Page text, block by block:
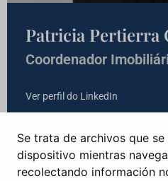
Se trata de archivos que
dispositivo mientras
recolectando información
Patricia Pertierra
Coordenador
Ver perfil do LinkedIn